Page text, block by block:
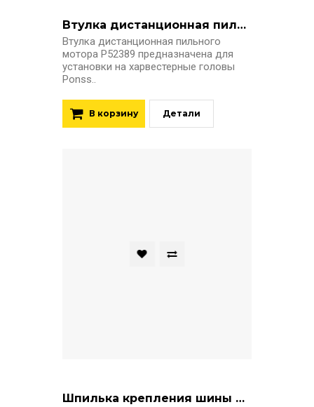
Втулка дистанционная пильного мотора P52389 Ponsse H7
Втулка дистанционная пильного
мотора P52389 предназначена для
установки на харвестерные головы
Ponss..
В корзину Детали
Шпилька крепления шины P49764 Ponsse H7